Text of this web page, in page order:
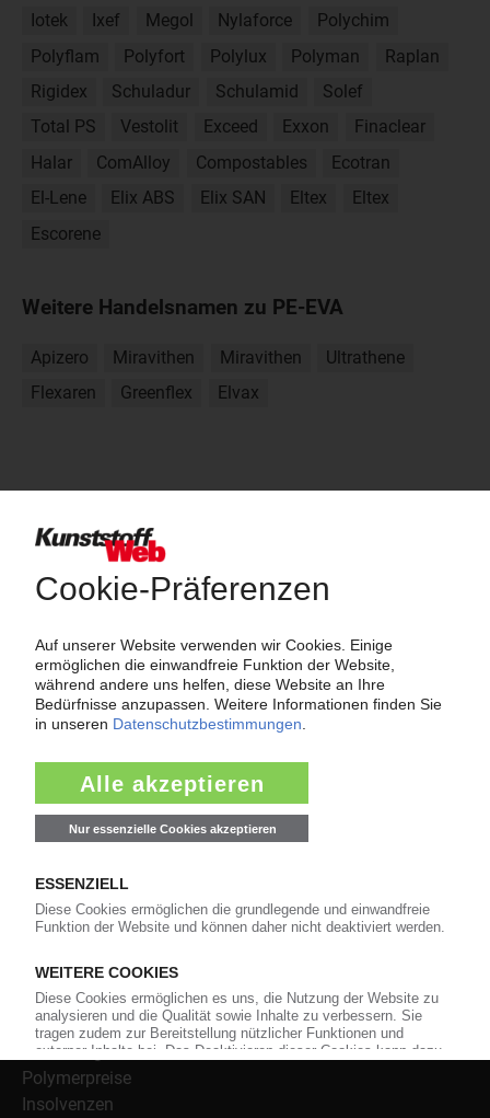
Iotek
Ixef Megol Nylaforce
Polychim
Polyflam
Polyfort Polylux Polyman
Raplan
Rigidex
Schuladur Schulamid
Solef
Total PS
Vestolit Exceed Exxon
Finaclear
Halar
ComAlloy Compostables
Ecotran
El-Lene
Elix ABS Elix SAN Eltex
Eltex
Escorene
Weitere Handelsnamen zu PE-EVA
Apizero Miravithen Miravithen
Ultrathene
Flexaren
Greenflex Elvax
Als einer der Internet-Pioniere der Kunststoffindustrie
versorgt das KunststoffWeb bereits seit 1996 die Fach-
und Führungskräfte der Branche mit täglichen
Nachrichten rund um das Thema "Kunststoffe". Im Fokus
der Berichterstattung ist dabei die Preisentwicklung für
Kunststoffe sowie Märkte, Unternehmen, Produkte,
Material, Anwendungen und Verpackungen.
Bezugsquellen für den Einkauf sowie nützlichen Service-
Informationen wie Handelsnamen und Veranstaltungen.
Nachrichten
Alle Nachrichten
Branche
Technologie
Polymerpreise
Insolvenzen